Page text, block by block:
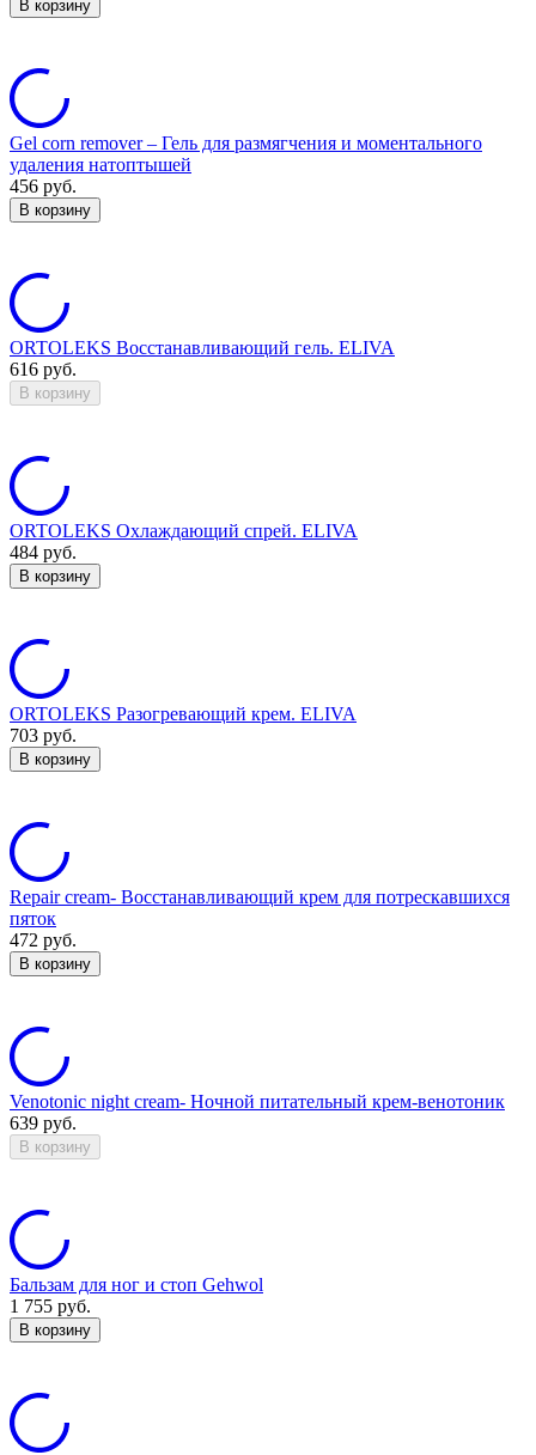
В корзину
Gel corn remover – Гель для размягчения и моментального
удаления натоптышей
456 руб.
В корзину
ORTOLEKS Восстанавливающий гель. ELIVA
616 руб.
В корзину
ORTOLEKS Охлаждающий спрей. ELIVA
484 руб.
В корзину
ORTOLEKS Разогревающий крем. ELIVA
703 руб.
В корзину
Repair cream- Восстанавливающий крем для потрескавшихся
пяток
472 руб.
В корзину
Venotonic night cream- Ночной питательный крем-венотоник
639 руб.
В корзину
Бальзам для ног и стоп Gehwol
1 755 руб.
В корзину